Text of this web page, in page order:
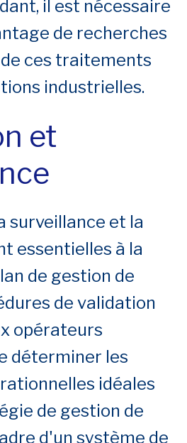
il est nécessaire
de recherches
ces traitements
industrielles.
et
surveillance et la
essentielles à la
de gestion de
de validation
opérateurs
déterminer les
idéales
de gestion de
d'un système de